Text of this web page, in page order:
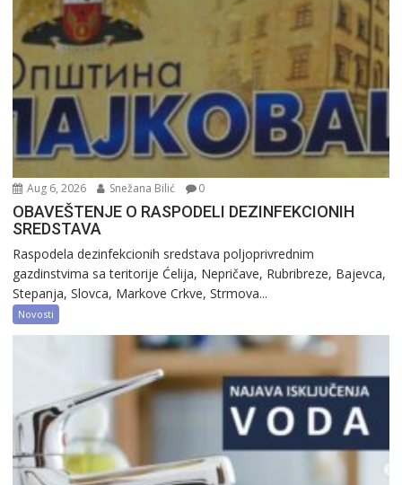
Aug 6, 2026 Snežana Bilić 0
OBAVEŠTENJE O RASPODELI DEZINFEKCIONIH
SREDSTAVA
Raspodela dezinfekcionih sredstava poljoprivrednim
gazdinstvima sa teritorije Ćelija, Nepričave, Rubribreze, Bajevca,
Stepanja, Slovca, Markove Crkve, Strmova...
Novosti